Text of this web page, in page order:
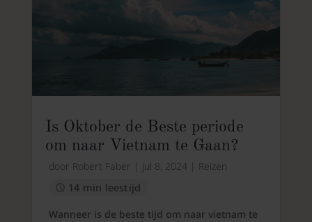
Is Oktober de Beste periode
om naar Vietnam te Gaan?
door Robert Faber jul 8, 2024
Reizen
14 min leestijd
Wanneer is de beste tijd om naar vietnam te